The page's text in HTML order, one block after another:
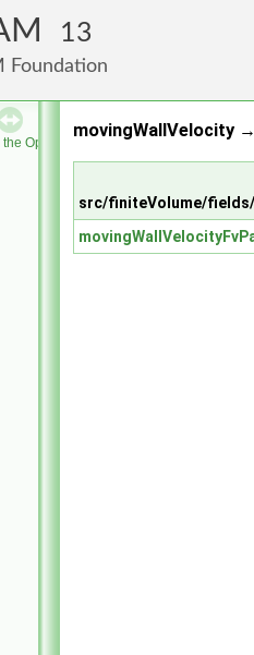
13
Foundation
OpenFOAM Foundation
movingWallVelocity
src/finiteVolume/